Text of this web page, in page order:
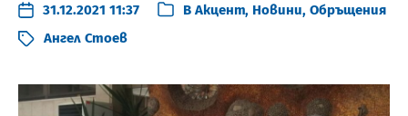
31.12.2021 11:37 В Акцент, Новини, Обръщения
Ангел Стоев